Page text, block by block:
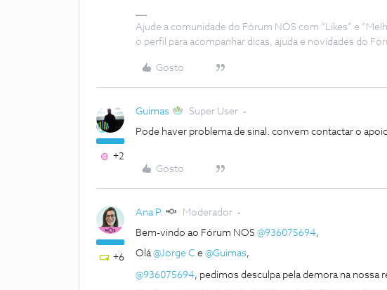
Ajude a comunidade do Fórum NOS com “Likes” e
o perfil para acompanhar dicas, ajuda e novidades do
Gosto
+2
Guimas Super User
Pode haver problema de sinal. convem contactar o
Gosto
+6
Ana P. Moderador
Bem-vindo ao Fórum NOS @936075694,
Olá@Jorge C e @Guimas,
@936075694, pedimos desculpa pela demora na nossa